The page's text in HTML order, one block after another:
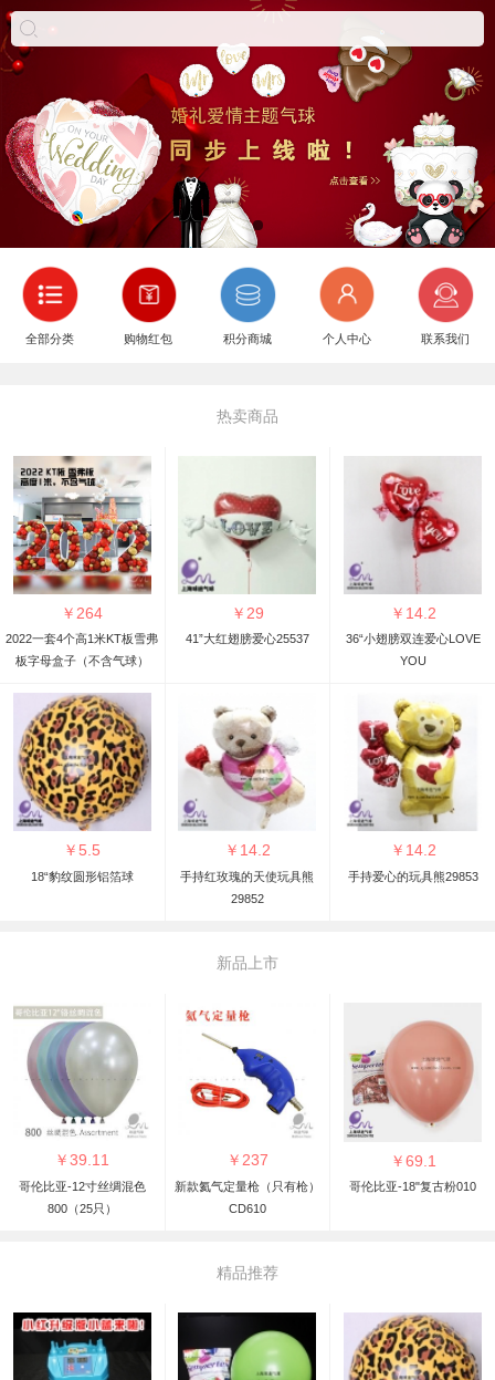
全部分类 购物红包 积分商城 个人中心 联系我们
热卖商品
￥ 264
2022一套4个高1米KT板雪弗
板字母盒子（不含气球）
￥ 29
41”大红翅膀爱心25537
￥ 14.2
36“小翅膀双连爱心LOVE
YOU
￥ 5.5
18“豹纹圆形铝箔球
￥ 14.2
手持红玫瑰的天使玩具熊
29852
￥ 14.2
手持爱心的玩具熊29853
新品上市
￥39.11
哥伦比亚-12寸丝绸混色
800（25只）
￥237
新款氦气定量枪（只有枪）
CD610
￥69.1
哥伦比亚-18"复古粉010
精品推荐